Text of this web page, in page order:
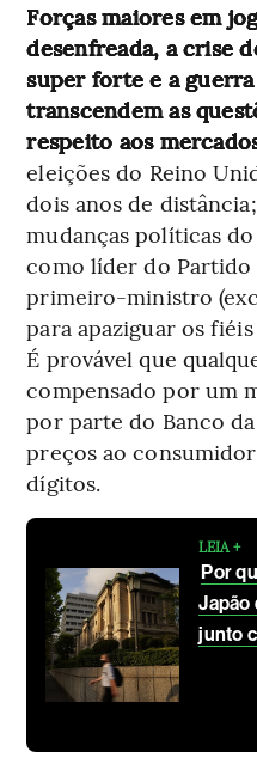
Forças maiores em
desenfreada, a crise
super forte e a
transcendem as
respeito aos
eleições do Reino
dois anos de
mudanças políticas
como líder do Partido
primeiro-ministro
para apaziguar os
É provável que
compensado por um
por parte do Banco
preços ao
dígitos.
LEIA +
Por
Japão
junto